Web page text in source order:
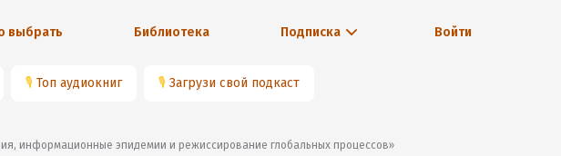
выбрать Библиотека Подписка Войти
🎙 Топ аудиокниг 🎙 Загрузи свой подкаст
информационные эпидемии и режиссирование глобальных процессов»